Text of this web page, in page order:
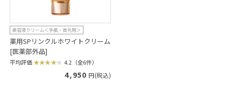
美容液クリーム＜手肌・首元用＞
薬用SPリンクルホワイトクリーム
[医薬部外品]
平均評価 4.2（全6件）
4,950 円(税込)